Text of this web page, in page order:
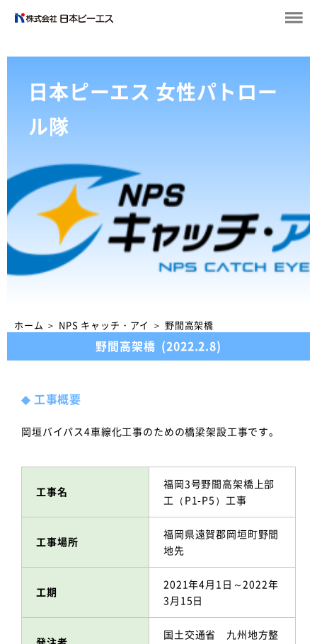
日本ピーエス 女性パトロー
ル隊
ホーム ＞ NPS キャッチ・アイ ＞ 野間高架橋
野間高架橋 (2022.2.8)
◆工事概要
岡垣バイパス4車線化工事のための橋梁架設工事です。
工事名
福岡3号野間高架橋上部
工（P1-P5）工事
工事場所
福岡県遠賀郡岡垣町野間
地先
工期
2021年4月1日～2022年
3月15日
国土交通省 九州地方整